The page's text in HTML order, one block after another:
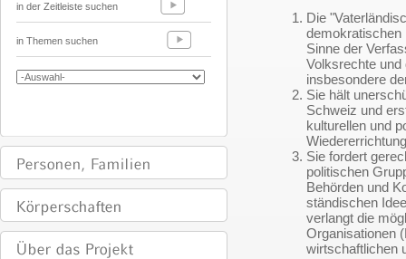
in der Zeitleiste suchen
in Themen suchen
Die
demokratischen
Sinne der
Volksrechte
insbesondere
Sie hält
Schweiz und
kulturellen und
Sie fordert
politischen
Behörden und
ständischen
verlangt die
Organisationen
wirtschaftlichen